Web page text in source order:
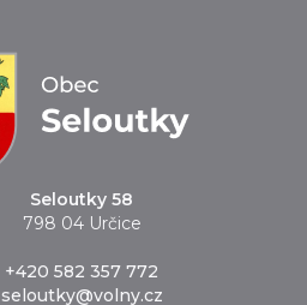
Seloutky 58
798 04 Určice
+420 582 357 772
seloutky@volny.cz